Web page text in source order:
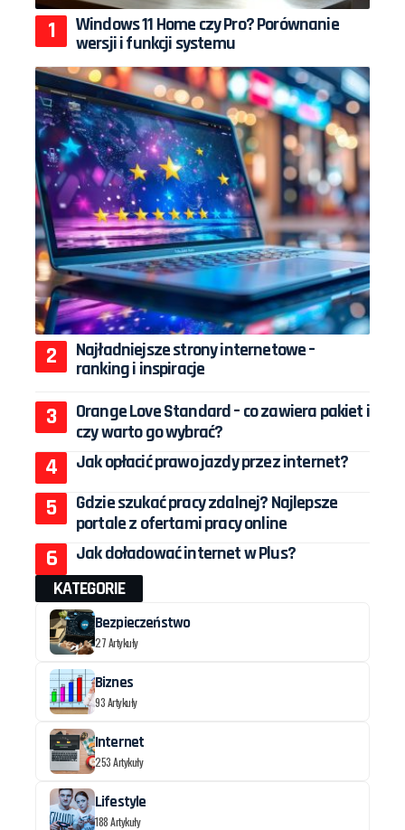
Windows 11 Home czy Pro? Porównanie
wersji i funkcji systemu
Najładniejsze strony internetowe –
ranking i inspiracje
Orange Love Standard – co zawiera pakiet i
czy warto go wybrać?
Jak opłacić prawo jazdy przez internet?
Gdzie szukać pracy zdalnej? Najlepsze
portale z ofertami pracy online
Jak doładować internet w Plus?
KATEGORIE
Bezpieczeństwo
27 Artykuły
Biznes
93 Artykuły
Internet
253 Artykuły
Lifestyle
188 Artykuły